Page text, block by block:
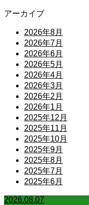
アーカイブ
2026年8月
2026年7月
2026年6月
2026年5月
2026年4月
2026年3月
2026年2月
2026年1月
2025年12月
2025年11月
2025年10月
2025年9月
2025年8月
2025年7月
2025年6月
2026.08.07